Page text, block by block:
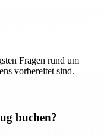
Fragen rund um
vorbereitet sind.
buchen?